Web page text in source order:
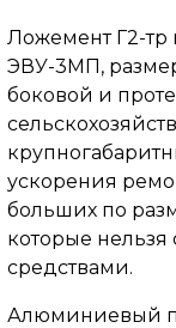
Ложемент Г2-тр
ЭВУ-3МП,
боковой и
ускорения
больших по
которые нельзя
средствами.
Алюминиевый